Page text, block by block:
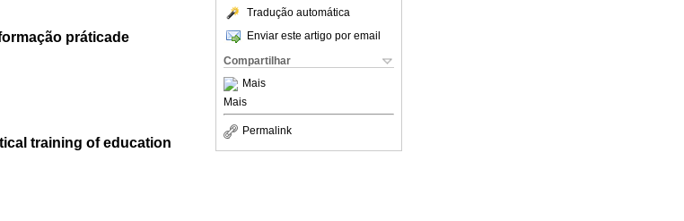
Tradução automática
Enviar este artigo por email
Compartilhar
Mais
Mais
Permalink
práticade
training of education